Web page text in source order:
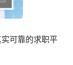
可靠的求职平